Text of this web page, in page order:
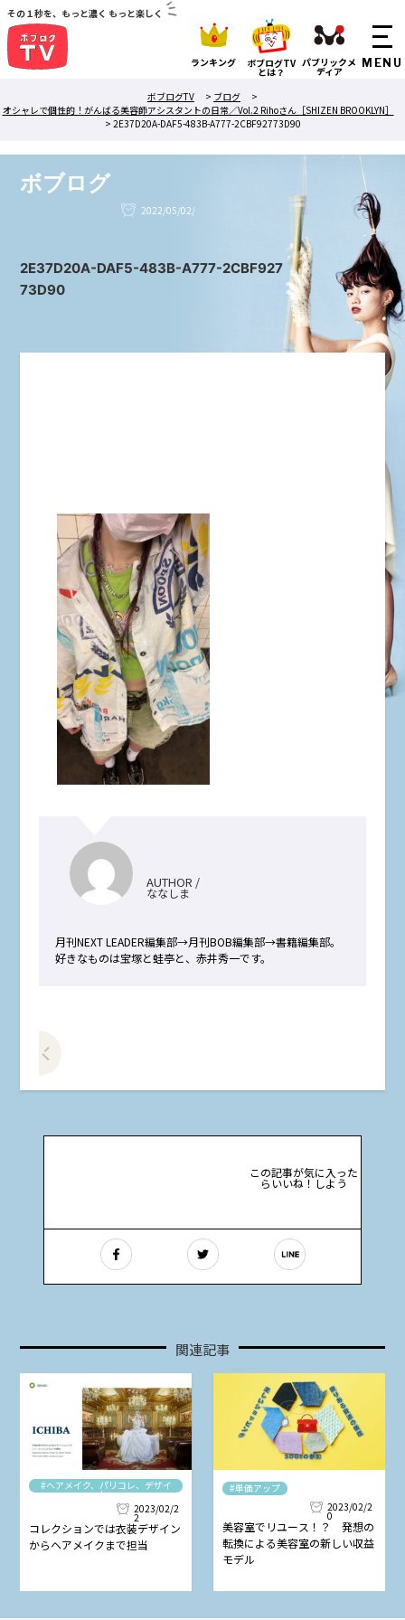
その１秒を、もっと濃く もっと楽しく
ランキング ボブログTV
とは？
パブリックメ
ディア
ボブログTV
> ブログ
>
オシャレで個性的！がんばる美容師アシスタントの日常／Vol.2 Rihoさん［SHIZEN BROOKLYN］
> 2E37D20A-DAF5-483B-A777-2CBF92773D90
ボブログ
2022/05/02/
2E37D20A-DAF5-483B-A777-2CBF927
73D90
AUTHOR /
ななしま
月刊NEXT LEADER編集部→月刊BOB編集部→書籍編集部。
好きなものは宝塚と蛙亭と、赤井秀一です。
この記事が気に入った
らいいね！しよう
関連記事
#ヘアメイク、パリコレ、デザイ
ナー
2023/02/2
2
コレクションでは衣装デザイン
からヘアメイクまで担当
#単価アップ
2023/02/2
0
美容室でリユース！？ 発想の
転換による美容室の新しい収益
モデル